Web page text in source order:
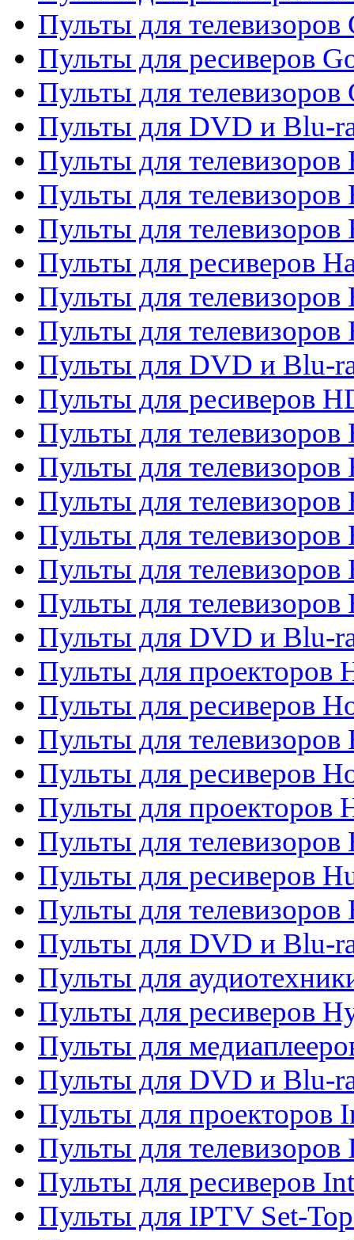
Пульты для телевизоров
Пульты для ресиверов
Пульты для телевизоров
Пульты для DVD и Blu-
Пульты для телевизоров
Пульты для телевизоров
Пульты для
Пульты для ресиверов
Пульты для телевизоров
Пульты для телевизоров
Пульты для DVD и Blu-
Пульты для ресиверов
Пульты для
Пульты для телевизоров
Пульты для телевизоров
Пульты для телевизоров
Пульты для телевизоров
Пульты для телевизоров
Пульты для DVD и Blu-
Пульты для проекторов
Пульты для ресиверов
Пульты для
Пульты для ресиверов
Пульты для проекторов
Пульты для телевизоров
Пульты для ресиверов
Пульты для
Пульты для DVD и Blu-
Пульты для
Пульты для ресиверов
Пульты для
Пульты для DVD и Blu-
Пульты для проекторов
Пульты для
Пульты для ресиверов
Пульты для IPTV Set-